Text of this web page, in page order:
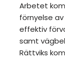
Arbetet
förnyelse
effektiv
samt
Rättviks